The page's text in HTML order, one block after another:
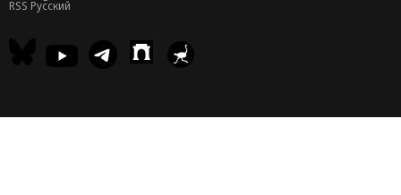
RSS Русский